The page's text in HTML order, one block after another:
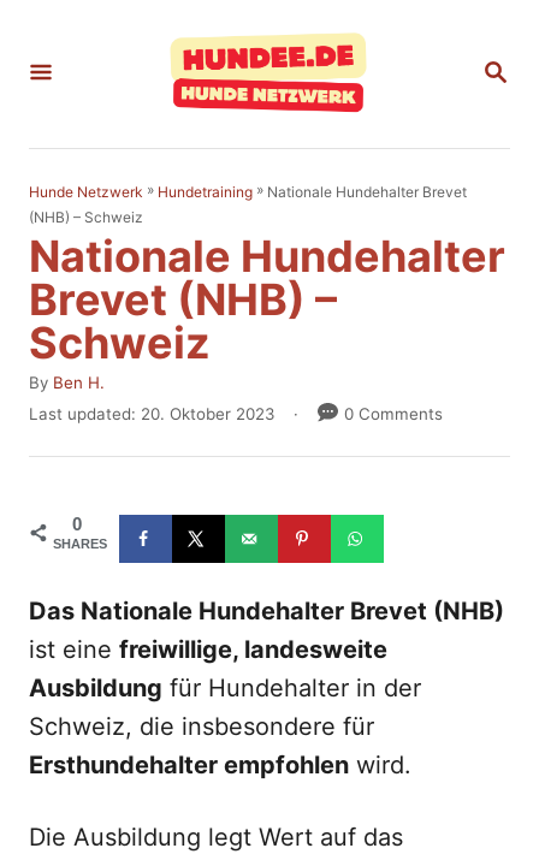
S
R
Hunde Netzwerk » Hundetraining » Nationale Hundehalter Brevet
(NHB) – Schweiz
Nationale Hundehalter
Brevet (NHB) –
Schweiz
By A
u
h
Ben H.
P
s
d
Last updated: 20. Oktober 2023 0 Comments
0
SHARES
Das Nationale Hundehalter Brevet (NHB)
ist eine freiwillige, landesweite
Ausbildung für Hundehalter in der
Schweiz, die insbesondere für
Ersthundehalter empfohlen wird.
Die Ausbildung legt Wert auf das